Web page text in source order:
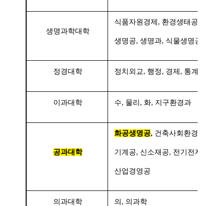
생명과학대학
식품자원경제 , 환경생태공
생명공, 생명과, 식물생명공
정경대학 정치외교, 행정, 경제 , 통계
이과대학 수, 물리 , 화, 지구환경과
공과대학
화공생명공, 건축사회환경공
기계공, 신소재공, 전기전자공
산업경영공
의과대학 의 , 의과학